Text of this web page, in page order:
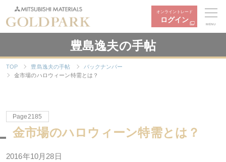
オンライントレード
ログイン
MENU
豊島逸夫の手帖
TOP 豊島逸夫の手帖
バックナンバー
金市場のハロウィーン特需とは？
Page2185
金市場のハロウィーン特需とは？
2016年10月28日